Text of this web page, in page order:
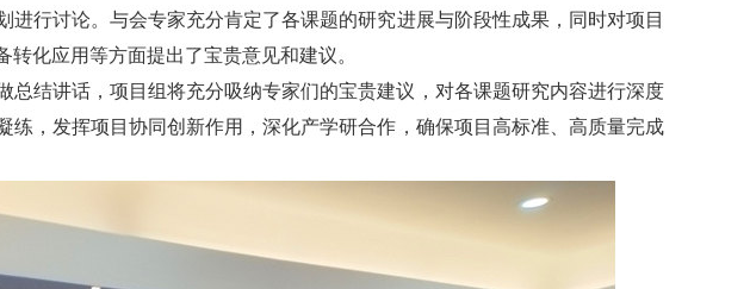
行讨论。与会专家充分肯定了各课题的研究进展与阶段性成果，同时对项目
化应用等方面提出了宝贵意见和建议。
总结讲话，项目组将充分吸纳专家们的宝贵建议，对各课题研究内容进行深度
练，发挥项目协同创新作用，深化产学研合作，确保项目高标准、高质量完成